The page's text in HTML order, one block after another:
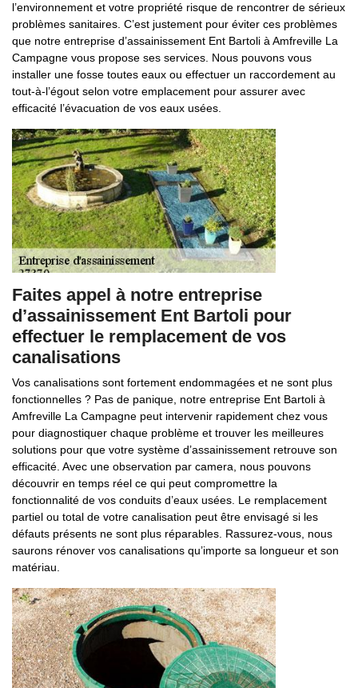
l’environnement et votre propriété risque de rencontrer de sérieux
problèmes sanitaires. C’est justement pour éviter ces problèmes
que notre entreprise d’assainissement Ent Bartoli à Amfreville La
Campagne vous propose ses services. Nous pouvons vous
installer une fosse toutes eaux ou effectuer un raccordement au
tout-à-l’égout selon votre emplacement pour assurer avec
efficacité l’évacuation de vos eaux usées.
Faites appel à notre entreprise
d’assainissement Ent Bartoli pour
effectuer le remplacement de vos
canalisations
Vos canalisations sont fortement endommagées et ne sont plus
fonctionnelles ? Pas de panique, notre entreprise Ent Bartoli à
Amfreville La Campagne peut intervenir rapidement chez vous
pour diagnostiquer chaque problème et trouver les meilleures
solutions pour que votre système d’assainissement retrouve son
efficacité. Avec une observation par camera, nous pouvons
découvrir en temps réel ce qui peut compromettre la
fonctionnalité de vos conduits d’eaux usées. Le remplacement
partiel ou total de votre canalisation peut être envisagé si les
défauts présents ne sont plus réparables. Rassurez-vous, nous
saurons rénover vos canalisations qu’importe sa longueur et son
matériau.